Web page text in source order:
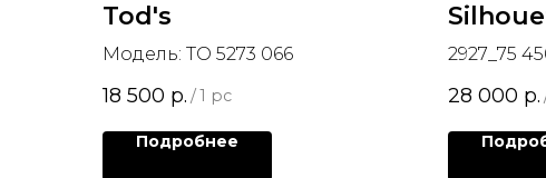
Tod's
Модель: TO 5273 066
18 500 р. /1 pc
Подробнее
2927_75
28 000 р.